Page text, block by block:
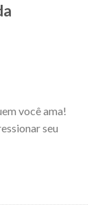
você ama!
seu